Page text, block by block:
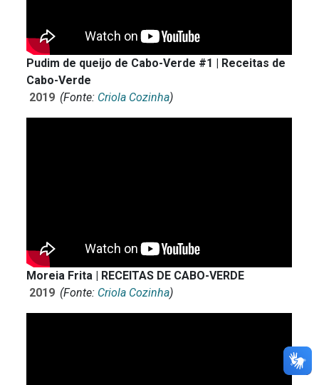
Pudim de queijo de Cabo-Verde #1 | Receitas de
Cabo-Verde
2019 (Fonte: Criola Cozinha)
Moreia Frita | RECEITAS DE CABO-VERDE
2019 (Fonte: Criola Cozinha)